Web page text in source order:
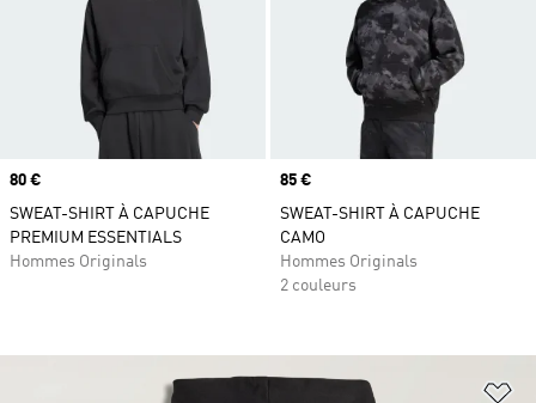
Prix
80 €
SWEAT-SHIRT À CAPUCHE
PREMIUM ESSENTIALS
Hommes Originals
Prix
85 €
SWEAT-SHIRT À CAPUCHE
CAMO
Hommes Originals
2 couleurs